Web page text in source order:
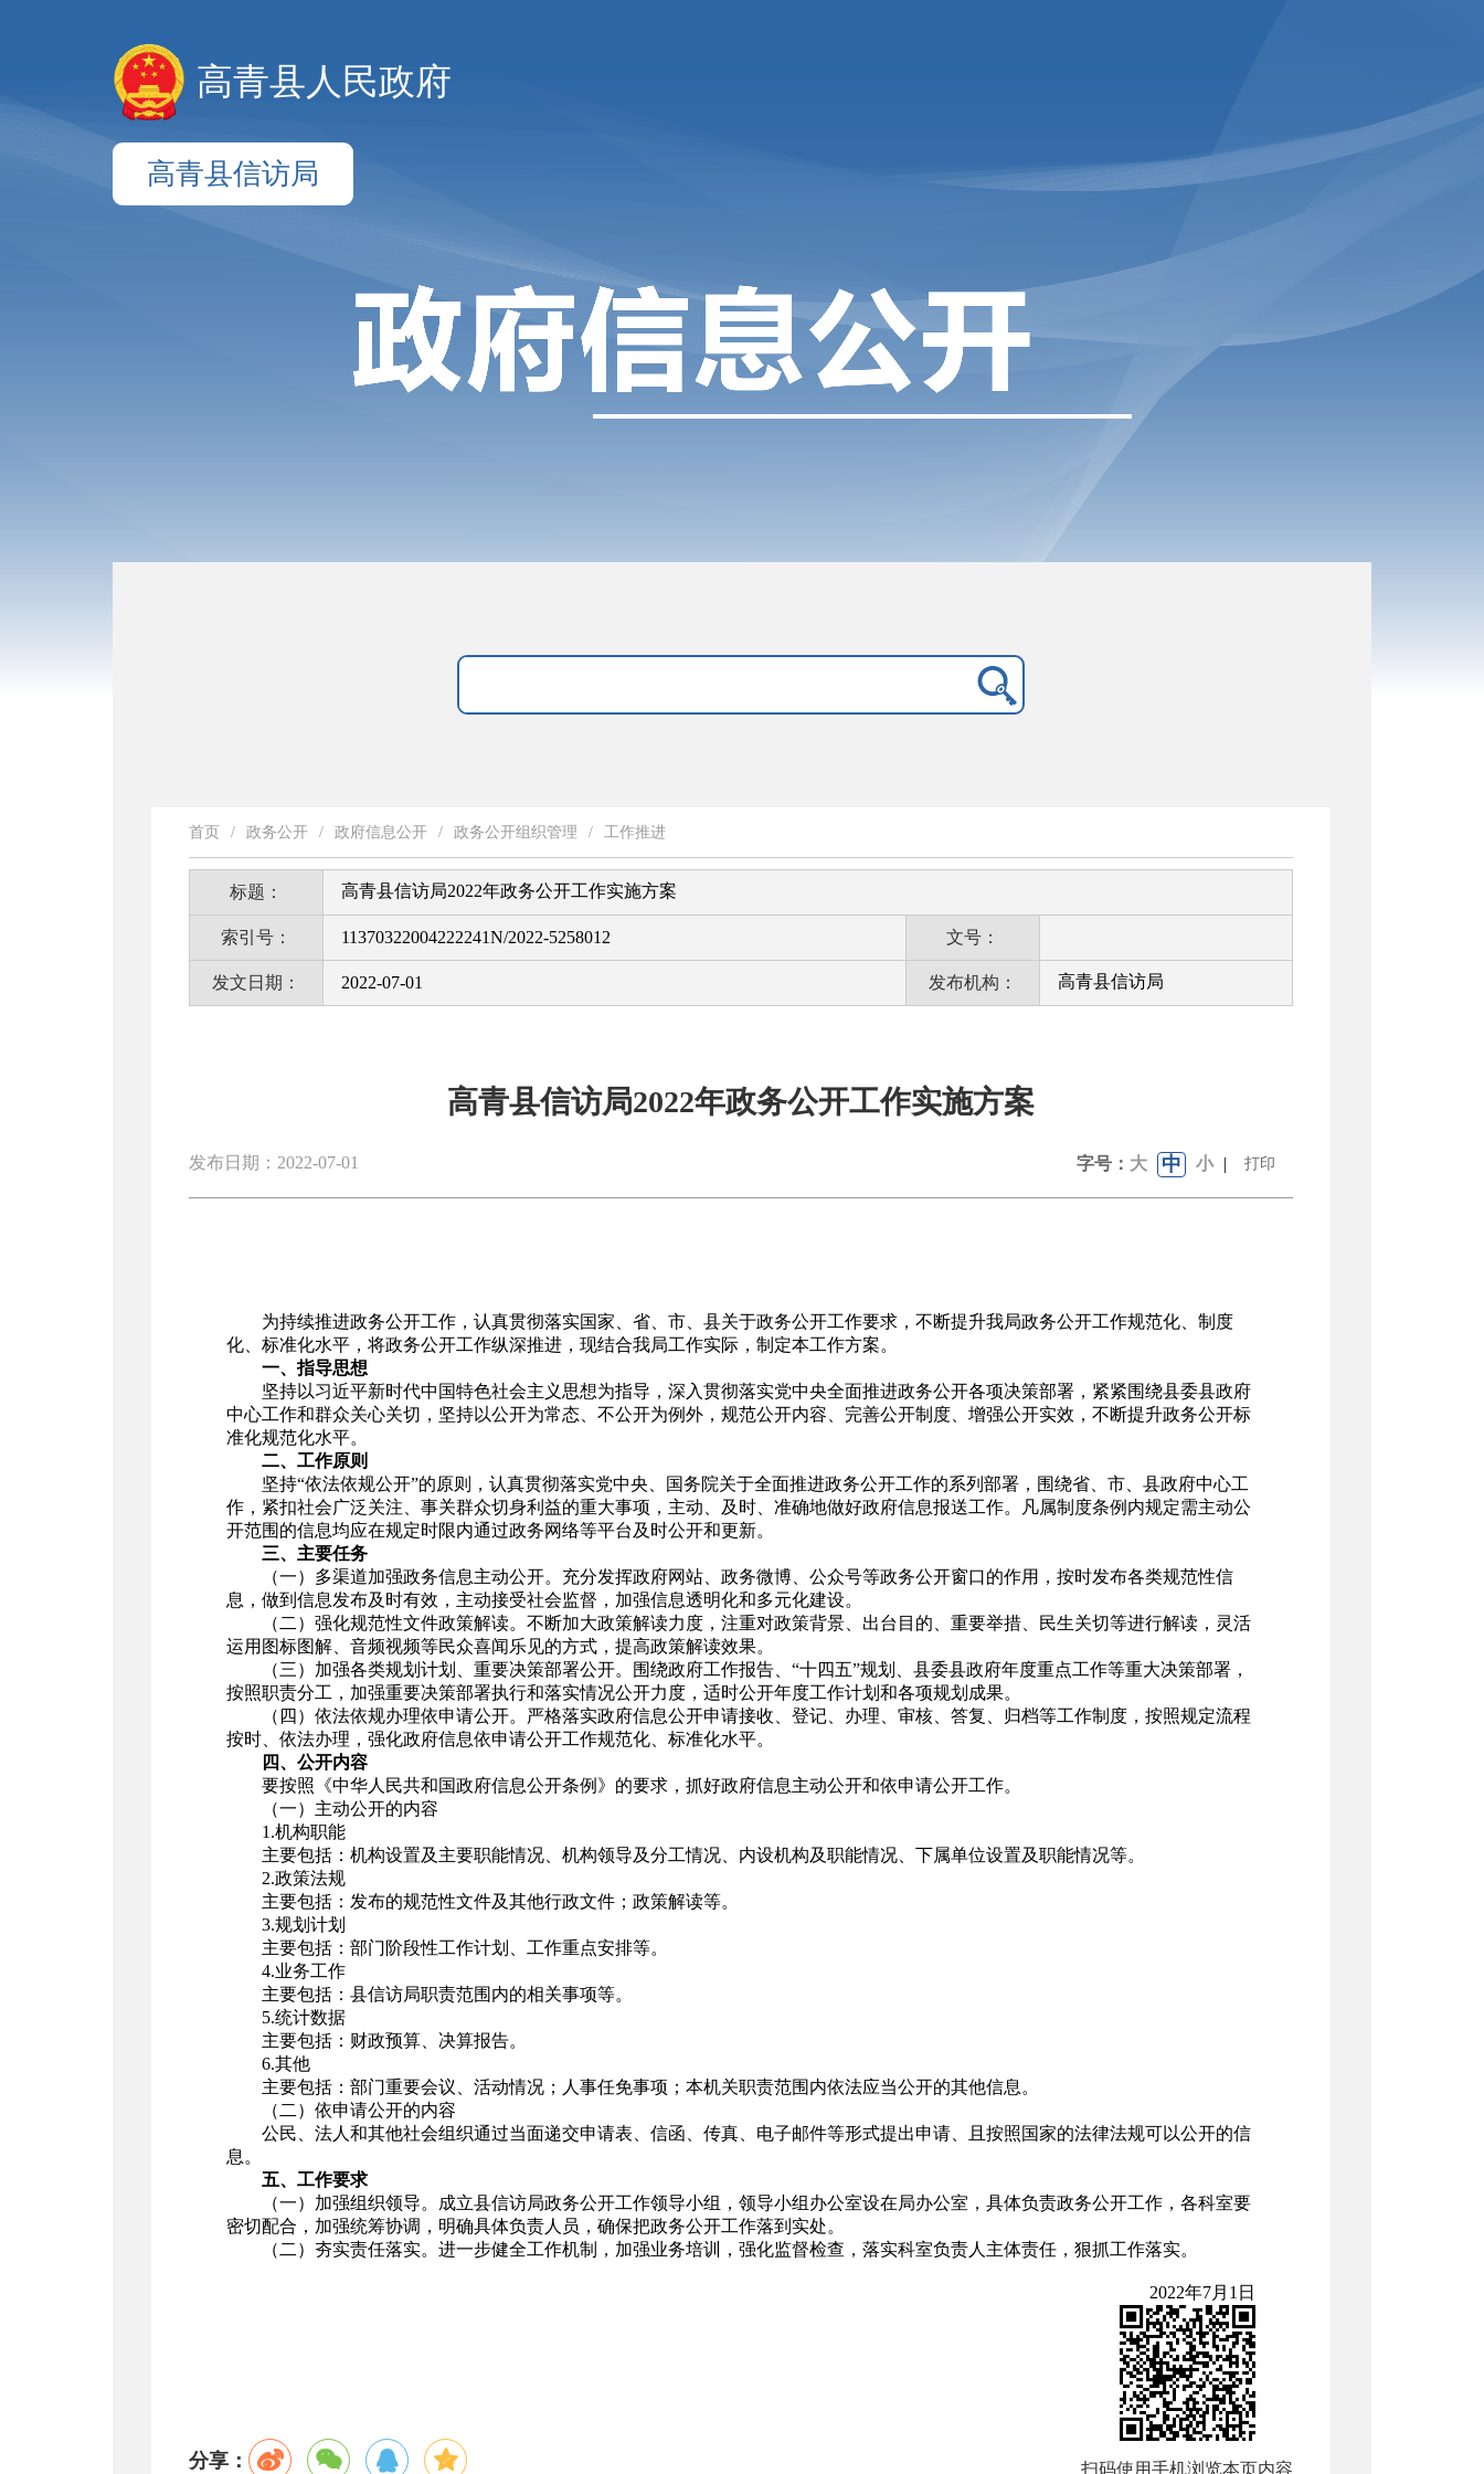
高青县人民政府
高青县信访局
首页 / 政务公开 / 政府信息公开 / 政务公开组织管理 / 工作推进
标题： 高青县信访局2022年政务公开工作实施方案
索引号： 11370322004222241N/2022-5258012 文号：
发文日期： 2022-07-01 发布机构： 高青县信访局
高青县信访局2022年政务公开工作实施方案
发布日期：2022-07-01 字号： 大 中 小 | 打印
为持续推进政务公开工作，认真贯彻落实国家、省、市、县关于政务公开工作要求，不断提升我局政务公开工作规范化、制度
化、标准化水平，将政务公开工作纵深推进，现结合我局工作实际，制定本工作方案。
一、指导思想
坚持以习近平新时代中国特色社会主义思想为指导，深入贯彻落实党中央全面推进政务公开各项决策部署，紧紧围绕县委县政府
中心工作和群众关心关切，坚持以公开为常态、不公开为例外，规范公开内容、完善公开制度、增强公开实效，不断提升政务公开标
准化规范化水平。
二、工作原则
坚持“依法依规公开”的原则，认真贯彻落实党中央、国务院关于全面推进政务公开工作的系列部署，围绕省、市、县政府中心工
作，紧扣社会广泛关注、事关群众切身利益的重大事项，主动、及时、准确地做好政府信息报送工作。凡属制度条例内规定需主动公
开范围的信息均应在规定时限内通过政务网络等平台及时公开和更新。
三、主要任务
（一）多渠道加强政务信息主动公开。充分发挥政府网站、政务微博、公众号等政务公开窗口的作用，按时发布各类规范性信
息，做到信息发布及时有效，主动接受社会监督，加强信息透明化和多元化建设。
（二）强化规范性文件政策解读。不断加大政策解读力度，注重对政策背景、出台目的、重要举措、民生关切等进行解读，灵活
运用图标图解、音频视频等民众喜闻乐见的方式，提高政策解读效果。
（三）加强各类规划计划、重要决策部署公开。围绕政府工作报告、“十四五”规划、县委县政府年度重点工作等重大决策部署，
按照职责分工，加强重要决策部署执行和落实情况公开力度，适时公开年度工作计划和各项规划成果。
（四）依法依规办理依申请公开。严格落实政府信息公开申请接收、登记、办理、审核、答复、归档等工作制度，按照规定流程
按时、依法办理，强化政府信息依申请公开工作规范化、标准化水平。
四、公开内容
要按照《中华人民共和国政府信息公开条例》的要求，抓好政府信息主动公开和依申请公开工作。
（一）主动公开的内容
1.机构职能
主要包括：机构设置及主要职能情况、机构领导及分工情况、内设机构及职能情况、下属单位设置及职能情况等。
2.政策法规
主要包括：发布的规范性文件及其他行政文件；政策解读等。
3.规划计划
主要包括：部门阶段性工作计划、工作重点安排等。
4.业务工作
主要包括：县信访局职责范围内的相关事项等。
5.统计数据
主要包括：财政预算、决算报告。
6.其他
主要包括：部门重要会议、活动情况；人事任免事项；本机关职责范围内依法应当公开的其他信息。
（二）依申请公开的内容
公民、法人和其他社会组织通过当面递交申请表、信函、传真、电子邮件等形式提出申请、且按照国家的法律法规可以公开的信
息。
五、工作要求
（一）加强组织领导。成立县信访局政务公开工作领导小组，领导小组办公室设在局办公室，具体负责政务公开工作，各科室要
密切配合，加强统筹协调，明确具体负责人员，确保把政务公开工作落到实处。
（二）夯实责任落实。进一步健全工作机制，加强业务培训，强化监督检查，落实科室负责人主体责任，狠抓工作落实。
2022年7月1日
分享： 扫码使用手机浏览本页内容